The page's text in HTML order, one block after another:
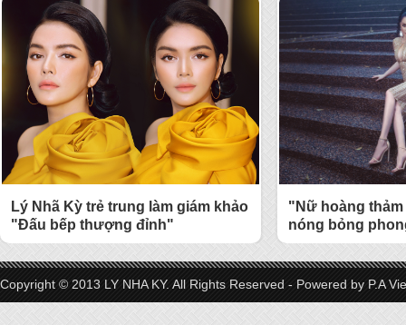
Lý Nhã Kỳ trẻ trung làm giám khảo
"Đấu bếp thượng đỉnh"
"Nữ hoàng
nóng bỏng
Copyright © 2013 LY NHA KY. All Rights Reserved - Powered by P.A